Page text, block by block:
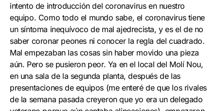
intento de introducción del coronavirus en nuestro
equipo. Como todo el mundo sabe, el coronavirus tiene
un síntoma inequívoco de mal ajedrecista, y es el de no
saber coronar peones ni conocer la regla del cuadrado.
Mal empezaban las cosas sin haber movido una pieza
aún. Pero se pusieron peor. Ya en el local del Molí Nou,
en una sala de la segunda planta, después de las
presentaciones de equipos (me enteré de que los rivales
de la semana pasada creyeron que yo era un delegado